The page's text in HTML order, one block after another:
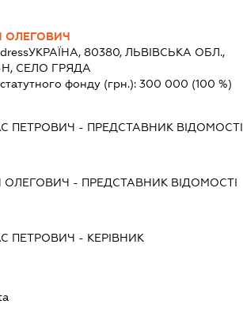
ОЛЕГОВИЧ
УКРАЇНА, 80380, ЛЬВІВСЬКА ОБЛ.,
СЕЛО ГРЯДА
фонду (грн.): 300 000 (100 %)
ПЕТРОВИЧ - ПРЕДСТАВНИК ВІДОМОСТІ
ОЛЕГОВИЧ - ПРЕДСТАВНИК ВІДОМОСТІ
ПЕТРОВИЧ - КЕРІВНИК